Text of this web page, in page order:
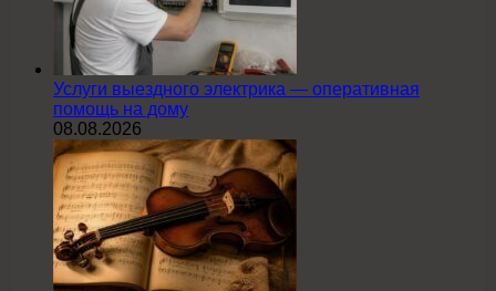
Услуги выездного электрика — оперативная
помощь на дому
08.08.2026